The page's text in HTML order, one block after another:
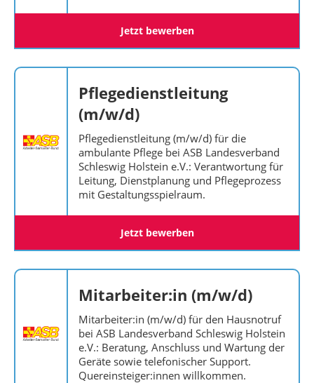
Jetzt bewerben
Pflegedienstleitung
(m/w/d)
Pflegedienstleitung (m/w/d) für die
ambulante Pflege bei ASB Landesverband
Schleswig Holstein e.V.: Verantwortung für
Leitung, Dienstplanung und Pflegeprozess
mit Gestaltungsspielraum.
Jetzt bewerben
Mitarbeiter:in (m/w/d)
Mitarbeiter:in (m/w/d) für den Hausnotruf
bei ASB Landesverband Schleswig Holstein
e.V.: Beratung, Anschluss und Wartung der
Geräte sowie telefonischer Support.
Quereinsteiger:innen willkommen.